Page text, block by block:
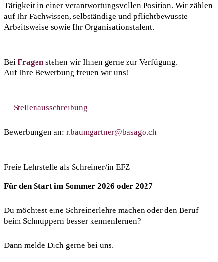
Tätigkeit in einer verantwortungsvollen Position. Wir zählen
auf Ihr Fachwissen, selbständige und pflichtbewusste
Arbeitsweise sowie Ihr Organisationstalent.
Bei Fragenstehen wir Ihnen gerne zur Verfügung.
Auf Ihre Bewerbung freuen wir uns!
Stellenausschreibung
Bewerbungen an: r.baumgartner@basago.ch
Freie Lehrstelle als Schreiner/in EFZ
Für den Start im Sommer 2026 oder 2027
Du möchtest eine Schreinerlehre machen oder den Beruf
beim Schnuppern besser kennenlernen?
Dann melde Dich gerne bei uns.